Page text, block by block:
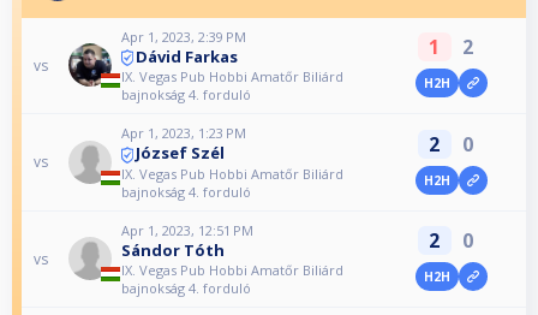
vs
Apr 1, 2023, 2:39 PM
Dávid Farkas
IX. Vegas Pub Hobbi Amatőr Biliárd
bajnokság 4. forduló
1 2
H2H
vs
Apr 1, 2023, 1:23 PM
József Szél
IX. Vegas Pub Hobbi Amatőr Biliárd
bajnokság 4. forduló
2 0
H2H
vs
Apr 1, 2023, 12:51 PM
Sándor Tóth
IX. Vegas Pub Hobbi Amatőr Biliárd
bajnokság 4. forduló
2 0
H2H